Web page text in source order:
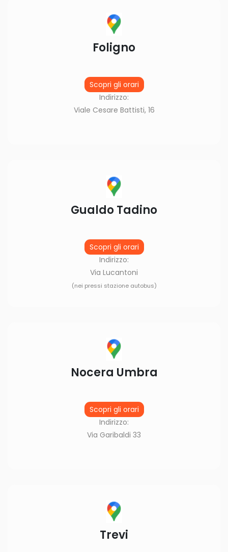
Foligno
Scopri gli orari
Indirizzo:
Viale Cesare Battisti, 16
Gualdo Tadino
Scopri gli orari
Indirizzo:
Via Lucantoni
(nei pressi stazione autobus)
Nocera Umbra
Scopri gli orari
Indirizzo:
Via Garibaldi 33
Trevi